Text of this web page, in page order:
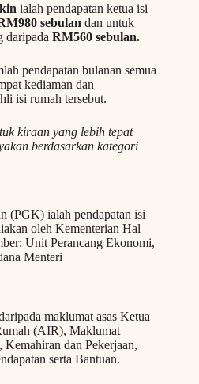
ialah pendapatan ketua isi
sebulan dan untuk
daripada RM560 sebulan.
pendapatan bulanan semua
kediaman dan
isi rumah tersebut.
kiraan yang lebih tepat
berdasarkan kategori
(PGK) ialah pendapatan isi
oleh Kementerian Hal
Unit Perancang Ekonomi,
Menteri
maklumat asas Ketua
(AIR), Maklumat
dan Pekerjaan,
serta Bantuan.